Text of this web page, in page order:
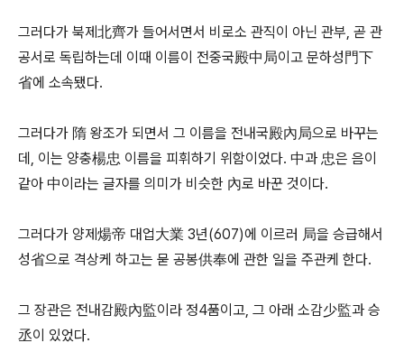
그러다가 북제北齊가 들어서면서 비로소 관직이 아닌 관부, 곧 관
공서로 독립하는데 이때 이름이 전중국殿中局이고 문하성門下
省에 소속됐다.
그러다가 隋 왕조가 되면서 그 이름을 전내국殿內局으로 바꾸는
데, 이는 양충楊忠 이름을 피휘하기 위함이었다. 中과 忠은 음이
같아 中이라는 글자를 의미가 비슷한 內로 바꾼 것이다.
그러다가 양제煬帝 대업大業 3년(607)에 이르러 局을 승급해서
성省으로 격상케 하고는 묻 공봉供奉에 관한 일을 주관케 한다.
그 장관은 전내감殿內監이라 정4품이고, 그 아래 소감少監과 승
丞이 있었다.